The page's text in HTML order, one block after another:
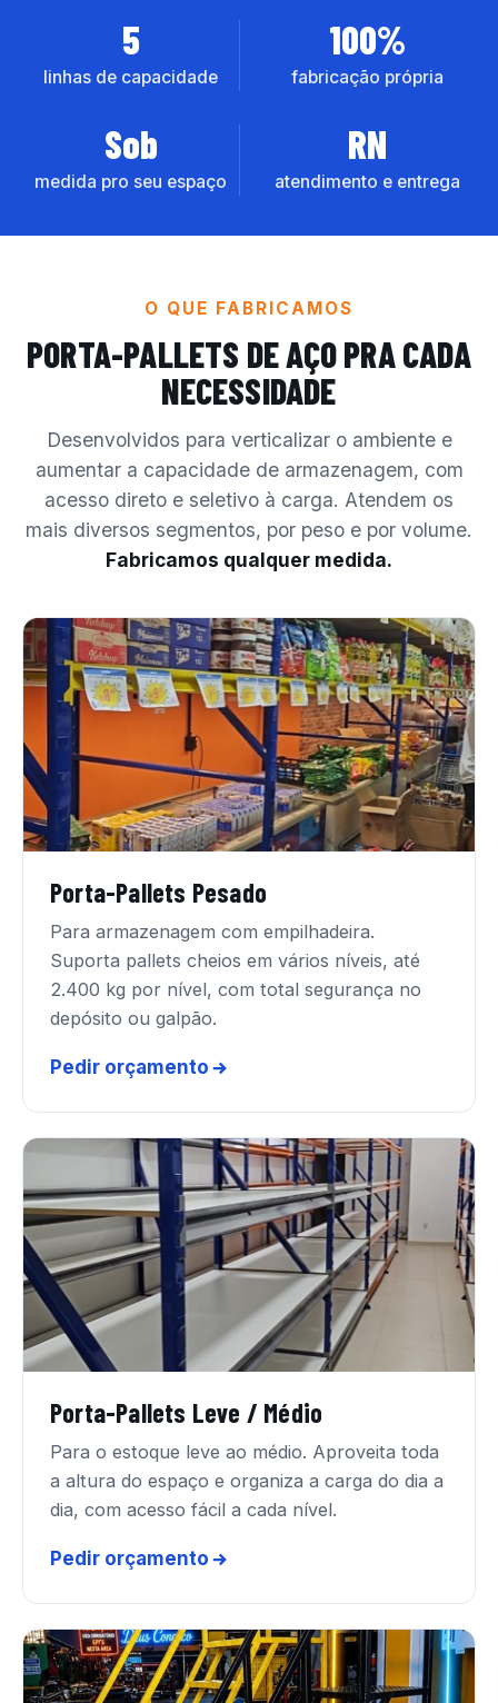
5
linhas de capacidade
100%
fabricação própria
Sob
medida pro seu espaço
RN
atendimento e entrega
O QUE FABRICAMOS
PORTA-PALLETS DE AÇOPRA CADA
NECESSIDADE
Desenvolvidos para verticalizar o ambiente e
aumentar a capacidade de armazenagem, com
acesso direto e seletivo à carga. Atendem os
mais diversos segmentos, por peso e por volume.
Fabricamos qualquer medida.
Porta-Pallets Pesado
Para armazenagem com empilhadeira.
Suporta pallets cheios em vários níveis, até
2.400 kg por nível, com total segurança no
depósito ou galpão.
Pedir orçamento
Porta-Pallets Leve / Médio
Para o estoque leve ao médio. Aproveita toda
a altura do espaço e organiza a carga do dia a
dia, com acesso fácil a cada nível.
Pedir orçamento